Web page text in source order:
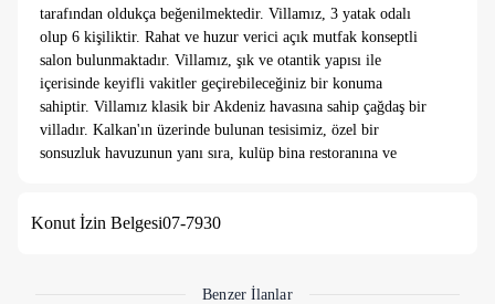
tarafından oldukça beğenilmektedir. Villamız, 3 yatak odalı
olup 6 kişiliktir. Rahat ve huzur verici açık mutfak konseptli
salon bulunmaktadır. Villamız, şık ve otantik yapısı ile
içerisinde keyifli vakitler geçirebileceğiniz bir konuma
sahiptir. Villamız klasik bir Akdeniz havasına sahip çağdaş bir
villadır. Kalkan'ın üzerinde bulunan tesisimiz, özel bir
sonsuzluk havuzunun yanı sıra, kulüp bina restoranına ve
edilmiş, keyif alacağınız malzeme ve eşyalarla donatılmış, sizi
Konut İzin Belgesi07-7930
Benzer İlanlar